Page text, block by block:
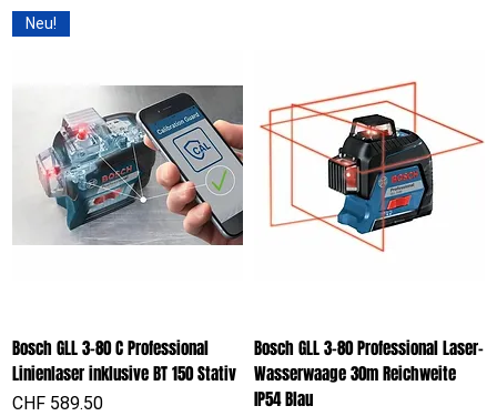
Neu!
Bosch GLL 3-80 C Professional
Linienlaser inklusive BT 150 Stativ
Preis
CHF 589.50
Bosch GLL 3-80 Professional Laser-
Wasserwaage 30m Reichweite
IP54 Blau